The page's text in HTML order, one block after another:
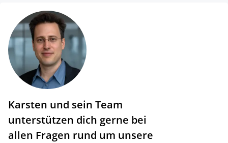
Karsten und sein Team
unterstützen dich gerne bei
allen Fragen rund um unsere